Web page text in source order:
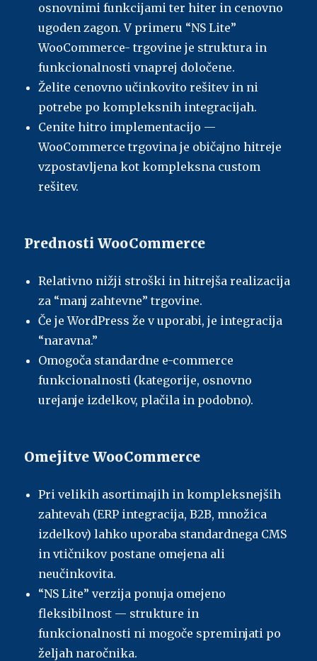
osnovnimi funkcijami ter hiter in cenovno
ugoden zagon. V primeru “NS Lite”
WooCommerce- trgovine je struktura in
funkcionalnosti vnaprej določene.
Želite cenovno učinkovito rešitev in ni
potrebe po kompleksnih integracijah.
Cenite hitro implementacijo —
WooCommerce trgovina je običajno hitreje
vzpostavljena kot kompleksna custom
rešitev.
Prednosti WooCommerce
Relativno nižji stroški in hitrejša realizacija
za “manj zahtevne” trgovine.
Če je WordPress že v uporabi, je integracija
“naravna.”
Omogoča standardne e-commerce
funkcionalnosti (kategorije, osnovno
urejanje izdelkov, plačila in podobno).
Omejitve WooCommerce
Pri velikih asortimajih in kompleksnejših
zahtevah (ERP integracija, B2B, množica
izdelkov) lahko uporaba standardnega CMS
in vtičnikov postane omejena ali
neučinkovita.
“NS Lite” verzija ponuja omejeno
fleksibilnost — strukture in
funkcionalnosti ni mogoče spreminjati po
željah naročnika.